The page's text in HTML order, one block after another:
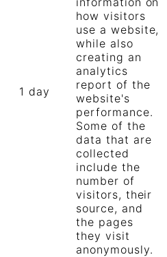
1 day
how visitors
use a website,
while also
creating an
analytics
report of the
website's
performance.
Some of the
data that are
collected
include the
number of
visitors, their
source, and
the pages
they visit
anonymously.